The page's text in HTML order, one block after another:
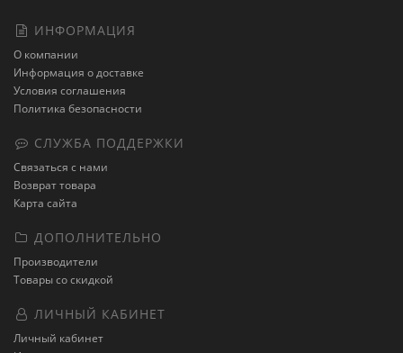
ИНФОРМАЦИЯ
О компании
Информация о доставке
Условия соглашения
Политика безопасности
СЛУЖБА ПОДДЕРЖКИ
Связаться с нами
Возврат товара
Карта сайта
ДОПОЛНИТЕЛЬНО
Производители
Товары со скидкой
ЛИЧНЫЙ КАБИНЕТ
Личный кабинет